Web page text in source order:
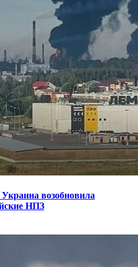
возобновила
НПЗ